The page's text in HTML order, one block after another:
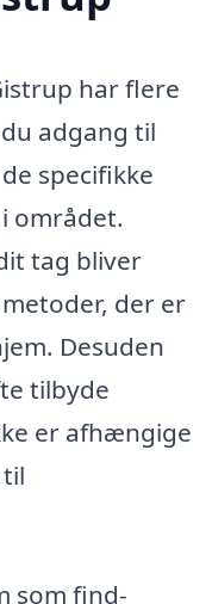
har flere
adgang til
specifikke
området.
tag bliver
der er
Desuden
tilbyde
er afhængige
som find-